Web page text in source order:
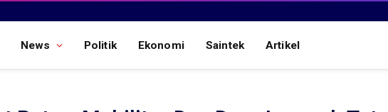
News Politik Ekonomi Saintek Artikel